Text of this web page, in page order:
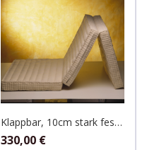
Klappbar, 10cm stark feste Befüllung 90 x 190
330,00 €